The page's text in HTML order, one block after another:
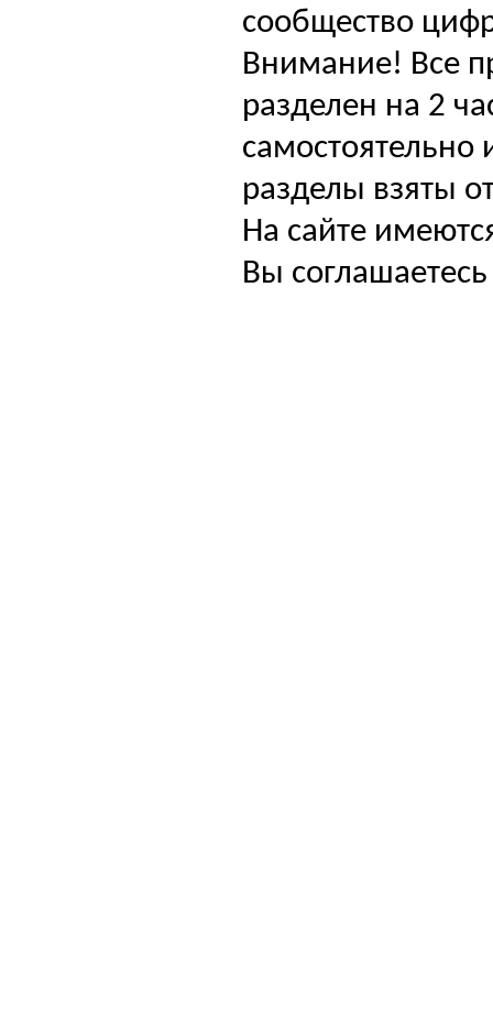
сообщество
Внимание! Все
разделен на 2
самостоятельно
разделы взяты
На сайте
Вы